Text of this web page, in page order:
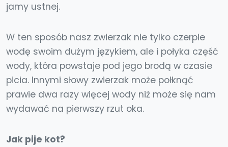
jamy ustnej.
W ten sposób nasz zwierzak nie tylko czerpie
wodę swoim dużym językiem, ale i połyka część
wody, która powstaje pod jego brodą w czasie
picia. Innymi słowy zwierzak może połknąć
prawie dwa razy więcej wody niż może się nam
wydawać na pierwszy rzut oka.
Jak pije kot?